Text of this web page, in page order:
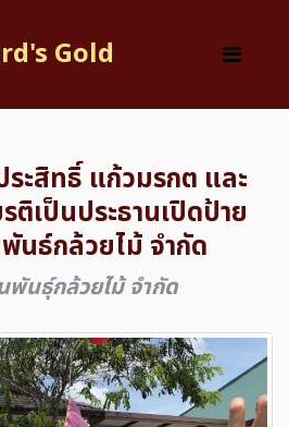
Gold
ะสิทธิ์​ แก้วมรกต​ และ
ติ​เป็นประธานเปิดป้าย
นธ์กล้วยไม้​ จำกัด
พันธุ์กล้วยไม้ จำกัด